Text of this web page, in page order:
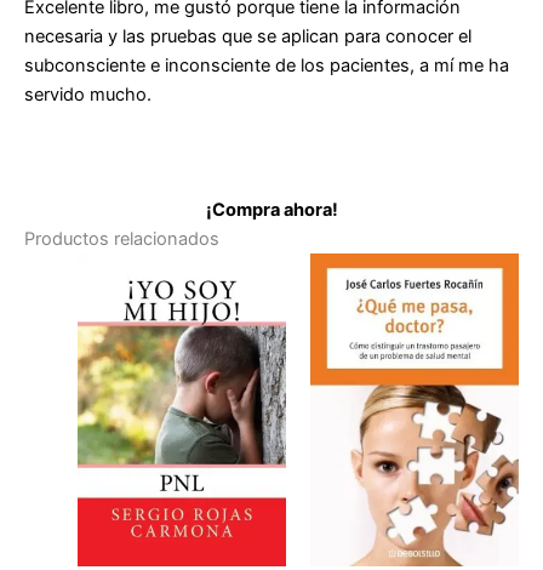
Excelente libro, me gustó porque tiene la información
necesaria y las pruebas que se aplican para conocer el
subconsciente e inconsciente de los pacientes, a mí me ha
servido mucho.
¡Compra ahora!
Productos relacionados